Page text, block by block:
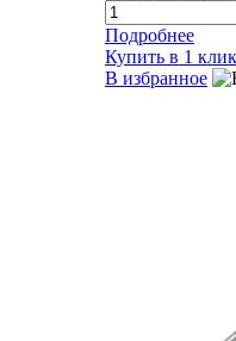
Подробнее
Купить в 1 клик
В избранное